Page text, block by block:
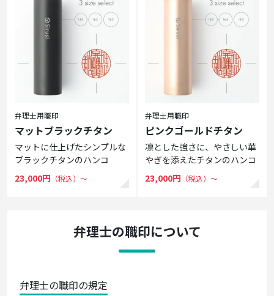
弁理士用職印
マットブラックチタン
マットに仕上げたシンプルな
ブラックチタンのハンコ
23,000円 （税込）〜
弁理士用職印
ピンクゴールドチタン
凛とした強さに、やさしい華
やぎを添えたチタンのハンコ
23,000円 （税込）〜
弁理士の職印について
弁理士の職印の規定